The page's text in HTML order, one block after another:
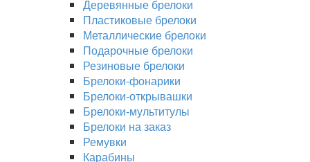
Деревянные брелоки
Пластиковые брелоки
Металлические брелоки
Подарочные брелоки
Резиновые брелоки
Брелоки-фонарики
Брелоки-открывашки
Брелоки-мультитулы
Брелоки на заказ
Ремувки
Карабины